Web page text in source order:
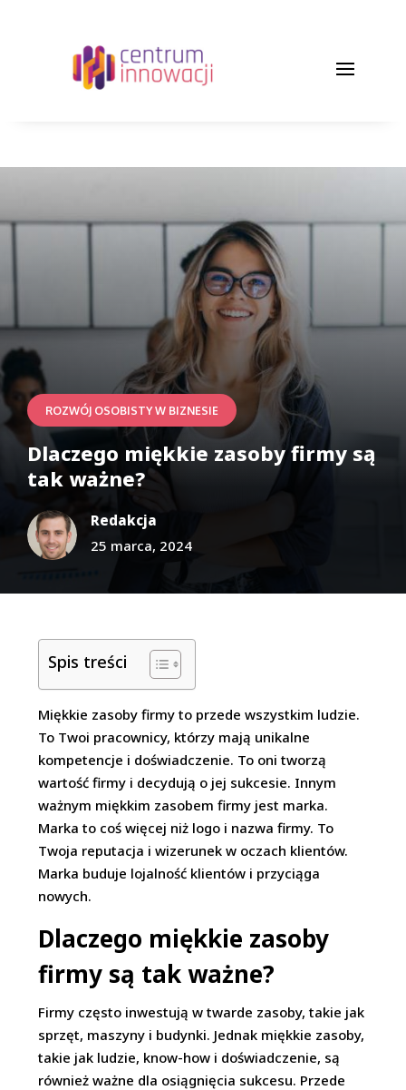
ROZWÓJ OSOBISTY W BIZNESIE
Dlaczego miękkie zasoby firmy są
tak ważne?
Redakcja
25 marca, 2024
Spis treści
Miękkie zasoby firmy to przede wszystkim ludzie.
To Twoi pracownicy, którzy mają unikalne
kompetencje i doświadczenie. To oni tworzą
wartość firmy i decydują o jej sukcesie. Innym
ważnym miękkim zasobem firmy jest marka.
Marka to coś więcej niż logo i nazwa firmy. To
Twoja reputacja i wizerunek w oczach klientów.
Marka buduje lojalność klientów i przyciąga
nowych.
Dlaczego miękkie zasoby
firmy są tak ważne?
Firmy często inwestują w twarde zasoby, takie jak
sprzęt, maszyny i budynki. Jednak miękkie zasoby,
takie jak ludzie, know-how i doświadczenie, są
również ważne dla osiągnięcia sukcesu. Przede